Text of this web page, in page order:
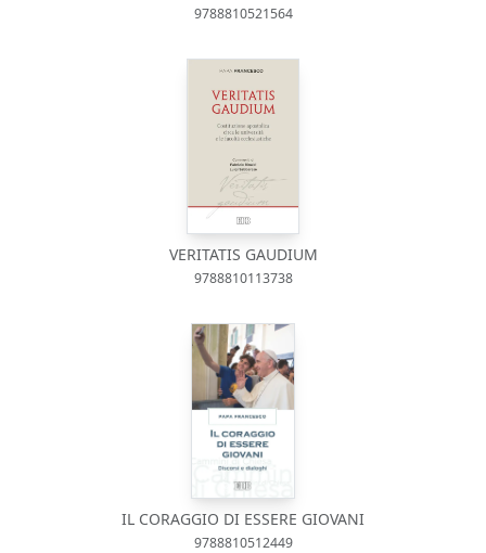
9788810521564
VERITATIS GAUDIUM
9788810113738
IL CORAGGIO DI ESSERE GIOVANI
9788810512449